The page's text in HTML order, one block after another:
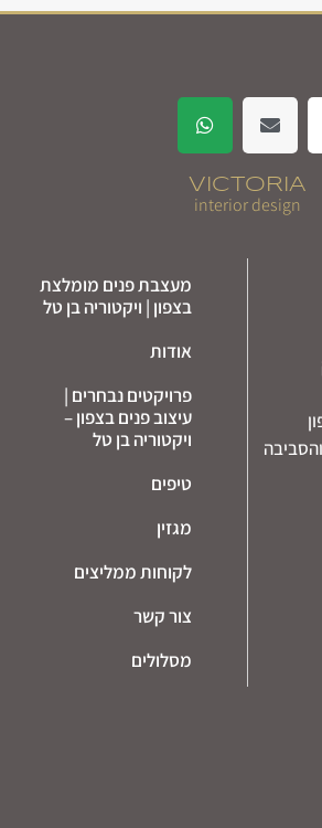
מעצבת פנים מומלצת
בצפון | ויקטוריה בן טל
אודות
פרויקטים נבחרים |
עיצוב פנים בצפון –
ויקטוריה בן טל
טיפים
מגזין
לקוחות ממליצים
צור קשר
מסלולים
VICTORIA
interior design